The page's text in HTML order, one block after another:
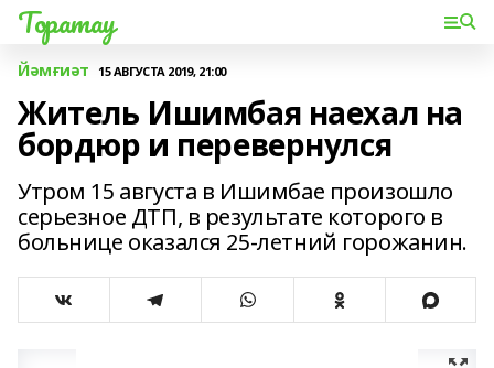
Торатау
Йәмғиәт 15 АВГУСТА 2019, 21:00
Житель Ишимбая наехал на
бордюр и перевернулся
Утром 15 августа в Ишимбае произошло
серьезное ДТП, в результате которого в
больнице оказался 25-летний горожанин.